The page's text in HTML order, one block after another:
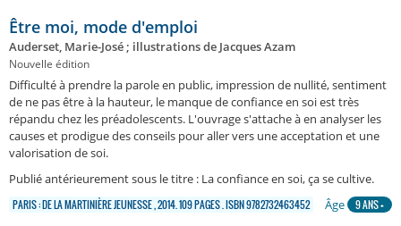
Être moi, mode d'emploi
Auderset, Marie-José ; illustrations de Jacques Azam
Nouvelle édition
Difficulté à prendre la parole en public, impression de nullité, sentiment
de ne pas être à la hauteur, le manque de confiance en soi est très
répandu chez les préadolescents. L'ouvrage s'attache à en analyser les
causes et prodigue des conseils pour aller vers une acceptation et une
valorisation de soi.
Publié antérieurement sous le titre : La confiance en soi, ça se cultive.
PARIS : DE LA MARTINIÈRE JEUNESSE , 2014. 109 PAGES . ISBN 9782732463452 Âge 9 ANS +